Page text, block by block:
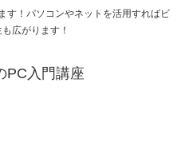
す！パソコンやネットを活用すればビ
広がります！
PC入門講座